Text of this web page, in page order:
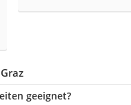
geeignet?